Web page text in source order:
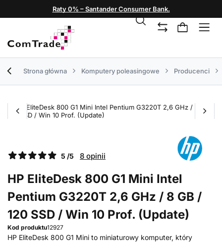
Raty 0% – Santander Consumer Bank.
Strona główna Komputery poleasingowe Producenci
5 /5 8 opinii
HP EliteDesk 800 G1 Mini Intel
Pentium G3220T 2,6 GHz / 8 GB /
120 SSD / Win 10 Prof. (Update)
Kod produktu12927
HP EliteDesk 800 G1 Mini to miniaturowy komputer, który